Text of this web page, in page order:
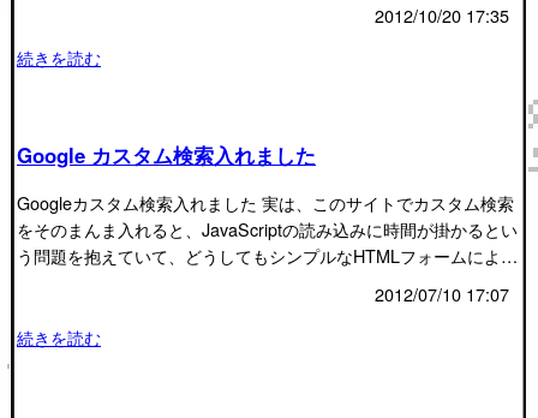
2012/10/20 17:35
続きを読む
Google カスタム検索入れました
Googleカスタム検索入れました 実は、このサイトでカスタム検索
をそのまんま入れると、JavaScriptの読み込みに時間が掛かるとい
う問題を抱えていて、どうしてもシンプルなHTMLフォームによ…
2012/07/10 17:07
続きを読む